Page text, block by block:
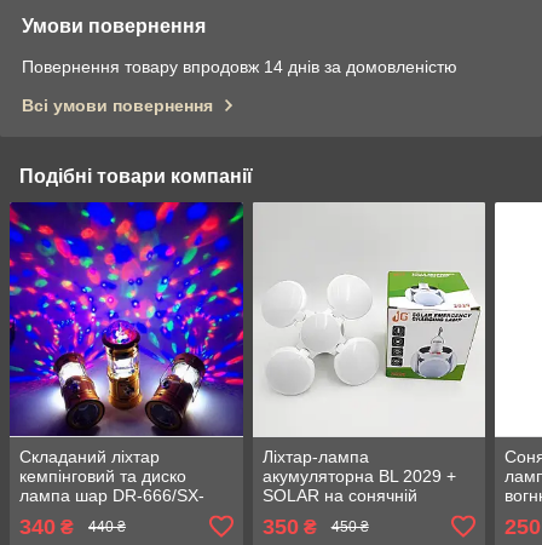
Умови повернення
Повернення товару впродовж 14 днів за домовленістю
Всі умови повернення
Подібні товари компанії
Складаний ліхтар
кемпінговий та диско
лампа шар DR-666/SX-
5800T 1W+6LED
340 ₴ 440 ₴
Ліхтар-лампа
акумуляторна BL 2029 +
SOLAR на сонячній
батареї з USB зарядкою
та гачком
350₴ 450 ₴ 250